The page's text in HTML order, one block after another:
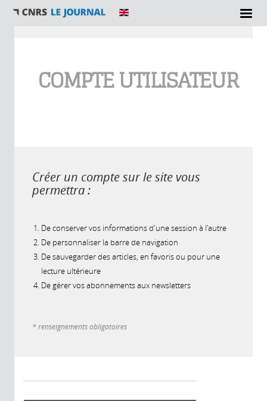
COMPTE UTILISATEUR
Créer un compte sur le site vous
permettra :
De conserver vos informations d'une session à l'autre
De personnaliser la barre de navigation
De sauvegarder des articles, en favoris ou pour une
lecture ultérieure
De gérer vos abonnements aux newsletters
* renseignements obligatoires